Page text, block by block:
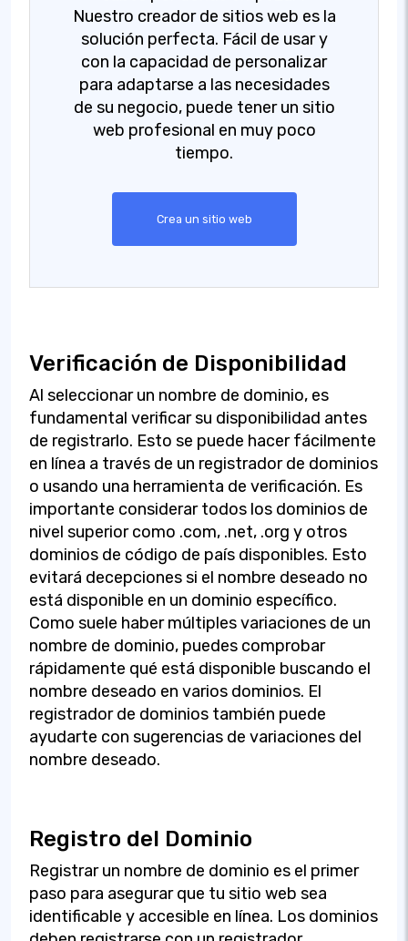
Nuestro creador de sitios web es la
solución perfecta. Fácil de usar y
con la capacidad de personalizar
para adaptarse a las necesidades
de su negocio, puede tener un sitio
web profesional en muy poco
tiempo.
Crea un sitio web
Verificación de Disponibilidad
Al seleccionar un nombre de dominio, es
fundamental verificar su disponibilidad antes
de registrarlo. Esto se puede hacer fácilmente
en línea a través de un registrador de dominios
o usando una herramienta de verificación. Es
importante considerar todos los dominios de
nivel superior como .com, .net, .org y otros
dominios de código de país disponibles. Esto
evitará decepciones si el nombre deseado no
está disponible en un dominio específico.
Como suele haber múltiples variaciones de un
nombre de dominio, puedes comprobar
rápidamente qué está disponible buscando el
nombre deseado en varios dominios. El
registrador de dominios también puede
ayudarte con sugerencias de variaciones del
nombre deseado.
Registro del Dominio
Registrar un nombre de dominio es el primer
paso para asegurar que tu sitio web sea
identificable y accesible en línea. Los dominios